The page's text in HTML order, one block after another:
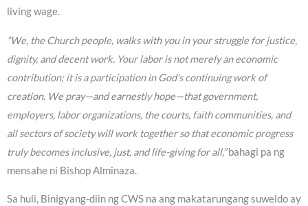
living wage.
“We, the Church people, walks with you in your struggle for justice,
dignity, and decent work. Your labor is not merely an economic
contribution; it is a participation in God’s continuing work of
creation. We pray—and earnestly hope—that government,
employers, labor organizations, the courts, faith communities, and
all sectors of society will work together so that economic progress
truly becomes inclusive, just, and life-giving for all,”bahagi pa ng
mensahe ni Bishop Alminaza.
Sa huli, Binigyang-diin ng CWS na ang makatarungang suweldo ay